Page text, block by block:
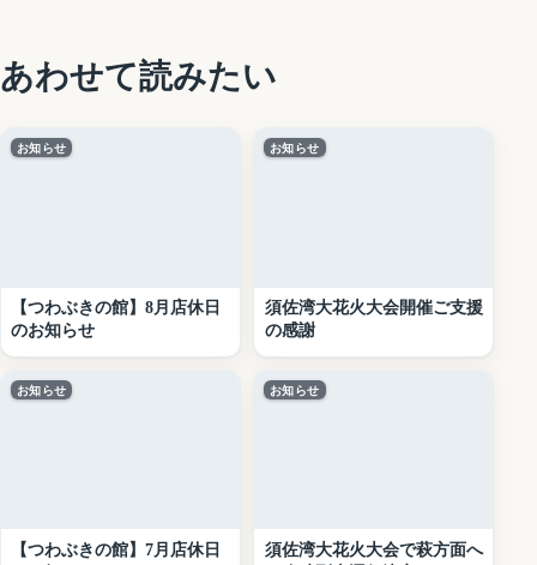
あわせて読みたい
お知らせ
【つわぶきの館】8月店休日
のお知らせ
お知らせ
須佐湾大花火大会開催ご支援
の感謝
お知らせ
【つわぶきの館】7月店休日
お知らせ
須佐湾大花火大会で萩方面へ